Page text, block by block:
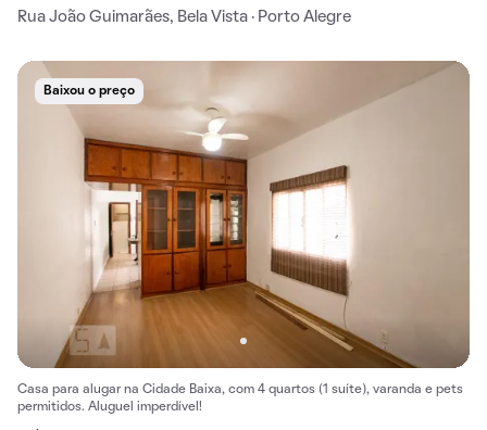
Rua João Guimarães, Bela Vista · Porto Alegre
Baixou o preço
Casa para alugar na Cidade Baixa, com 4 quartos (1 suíte), varanda e pets
permitidos. Aluguel imperdível!